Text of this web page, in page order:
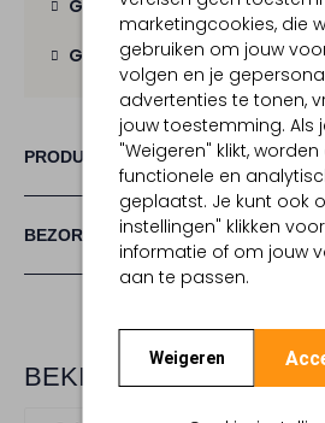
marketingcookies, die
gebruiken om jouw
volgen en je
advertenties te tonen,
jouw toestemming. Als
"Weigeren" klikt,
functionele en
geplaatst. Je kunt ook
instellingen" klikken
informatie of om jouw
aan te passen.
Weigeren
Gratis verzendingvanaf €
Gratis retourbinnen 30
PRODUCT INFORMATIE
BEZORGEN & RETOURNEREN
BEKIJK MEER